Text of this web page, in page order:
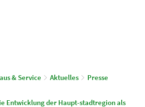
& Service Aktuelles
Presse
Entwicklung der Haupt-stadtregion als